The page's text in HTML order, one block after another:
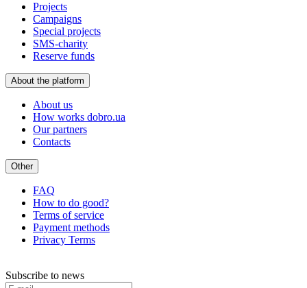
Projects
Campaigns
Special projects
SMS-charity
Reserve funds
About the platform
About us
How works dobro.ua
Our partners
Contacts
Other
FAQ
How to do good?
Terms of service
Payment methods
Privacy Terms
Subscribe to news